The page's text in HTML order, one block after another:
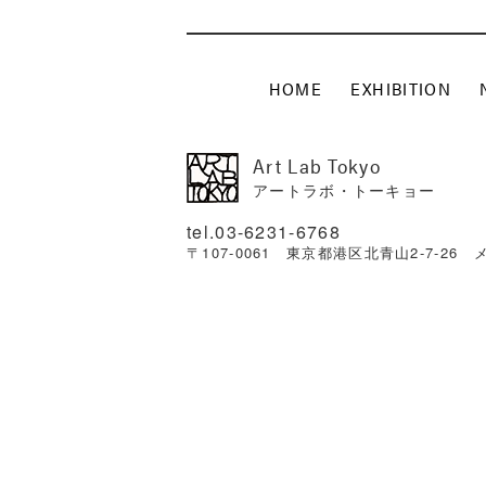
HOME EXHIBITION
Art Lab Tokyo
アートラボ・トーキョー
03-6231-6768
〒107-0061 東京都港区北青山2-7-26